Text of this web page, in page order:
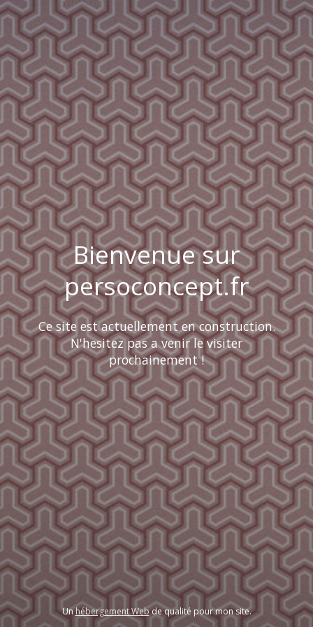
Bienvenue sur
persoconcept.fr
Ce site est actuellement en construction.
N'hesitez pas a venir le visiter
prochainement !
Unhébergement Webde qualité pour mon site.